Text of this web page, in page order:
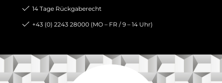
14 Tage Rückgaberecht
+43 (0) 2243 28000 (MO – FR / 9 – 14 Uhr)